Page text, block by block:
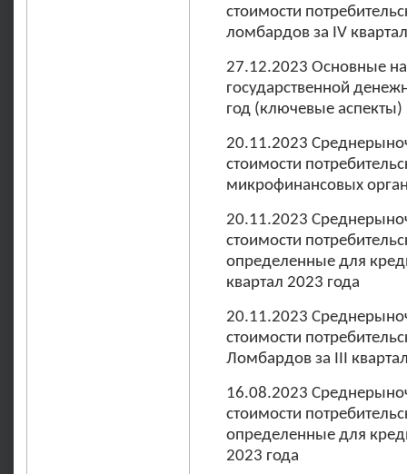
стоимости
ломбардов за IV
27.12.2023 Основные
государственной
год (ключевые аспекты)
20.11.2023
стоимости
микрофинансовых
20.11.2023
стоимости
определенные для
квартал 2023 года
20.11.2023
стоимости
Ломбардов за III
16.08.2023
стоимости
определенные для
2023 года